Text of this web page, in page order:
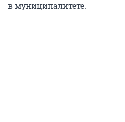
в муниципалитете.